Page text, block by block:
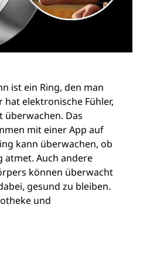
ist ein Ring, den man
hat elektronische Fühler,
überwachen. Das
mit einer App auf
kann überwachen, ob
atmet. Auch andere
können überwacht
gesund zu bleiben.
und